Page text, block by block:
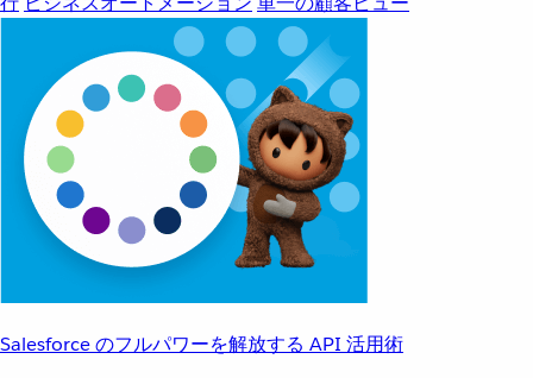
Salesforce のフルパワーを解放する API 活用術